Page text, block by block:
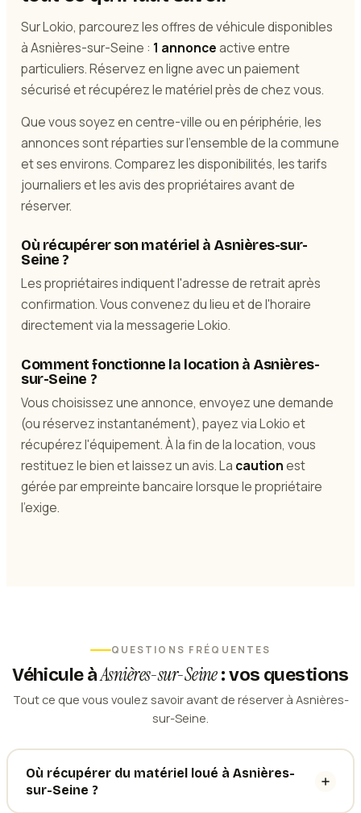
Sur Lokio, parcourez les offres de véhicule disponibles
à Asnières-sur-Seine : 1 annonceactive entre
particuliers. Réservez en ligne avec un paiement
sécurisé et récupérez le matériel près de chez vous.
Que vous soyez en centre-ville ou en périphérie, les
annonces sont réparties sur l'ensemble de la commune
et ses environs. Comparez les disponibilités, les tarifs
journaliers et les avis des propriétaires avant de
réserver.
Où récupérer son matériel à Asnières-sur-
Seine ?
Les propriétaires indiquent l'adresse de retrait après
confirmation. Vous convenez du lieu et de l'horaire
directement via la messagerie Lokio.
Comment fonctionne la location à Asnières-
sur-Seine ?
Vous choisissez une annonce, envoyez une demande
(ou réservez instantanément), payez via Lokio et
récupérez l'équipement. À la fin de la location, vous
restituez le bien et laissez un avis. La cautionest
gérée par empreinte bancaire lorsque le propriétaire
l'exige.
QUESTIONS FRÉQUENTES
VéhiculeàAsnières-sur-Seine: vos questions
Tout ce que vous voulez savoir avant de réserver à Asnières-
sur-Seine.
Où récupérer du matériel loué à Asnières-
sur-Seine ?